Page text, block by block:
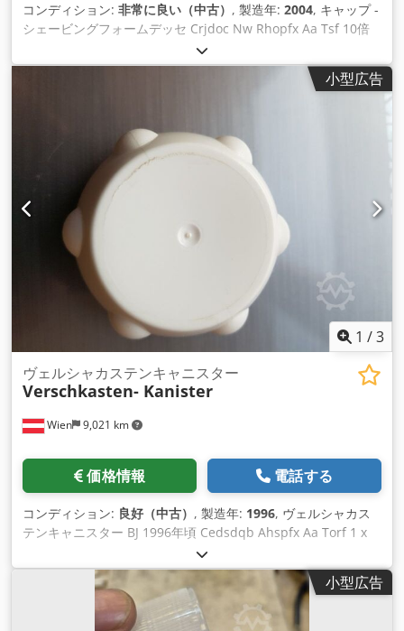
コンディション: 非常に良い（中古） , 製造年: 2004, キャップ -
シェービングフォームデッセ Crjdoc Nw Rhopfx Aa Tsf 10倍
速トレイ 2004年 非常に良い状態
小型広告
1 /3
Wien 9,021 km
ヴェルシャカステンキャニスター
Verschkasten- Kanister
価格情報 電話する
コンディション: 良好（中古） , 製造年: 1996, ヴェルシャカス
テンキャニスター BJ 1996年頃 Cedsdqb Ahspfx Aa Torf 1 x
小型広告